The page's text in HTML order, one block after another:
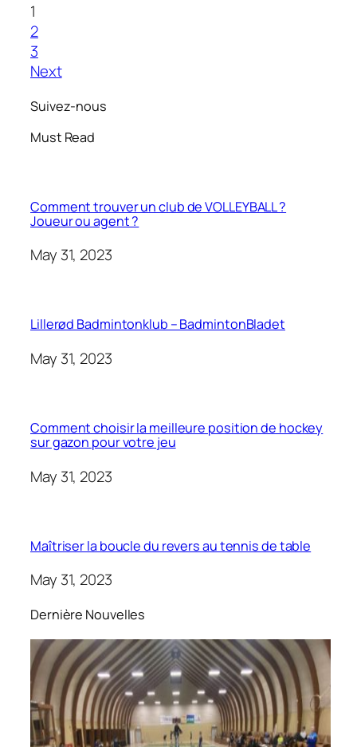
1
2
3
Next
Suivez-nous
Must Read
Comment trouver un club de VOLLEYBALL ?
Joueur ou agent ?
May 31, 2023
Lillerød Badmintonklub – BadmintonBladet
May 31, 2023
Comment choisir la meilleure position de hockey
sur gazon pour votre jeu
May 31, 2023
Maîtriser la boucle du revers au tennis de table
May 31, 2023
Dernière Nouvelles